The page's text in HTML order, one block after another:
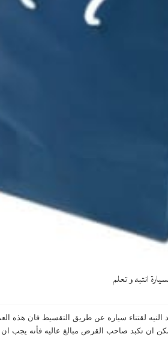
انتبه و تعلم
النيه لقتناء سياره عن طريق التقسيط فان هذه
ان تكبد صاحب القرض مبالغ عاليه فأنه يجب ان